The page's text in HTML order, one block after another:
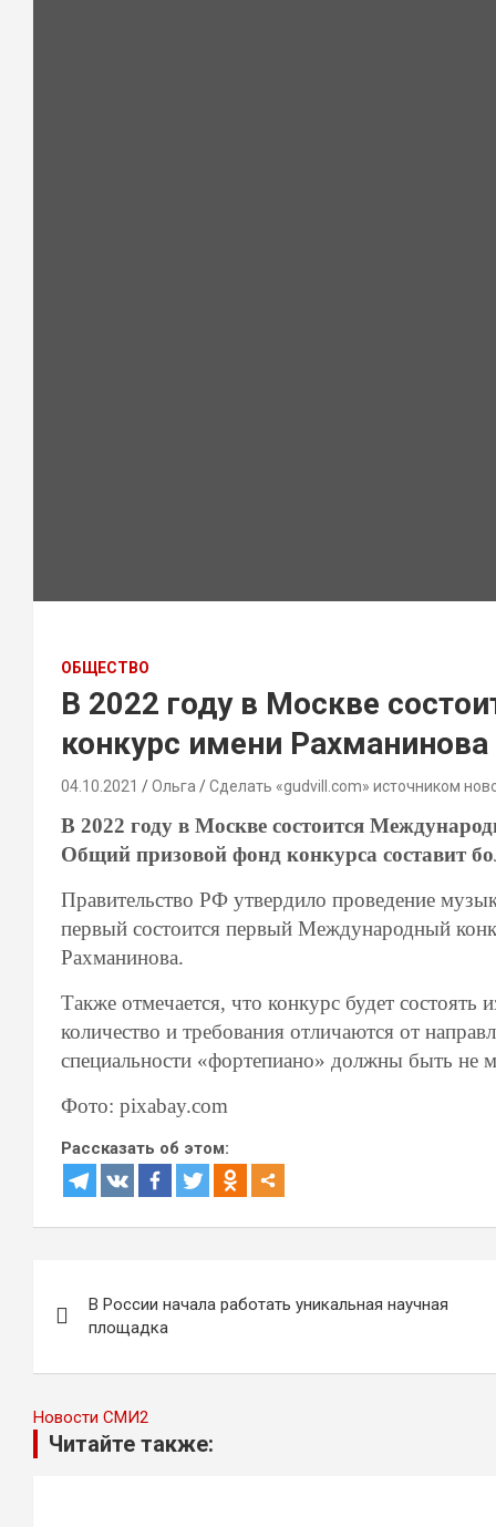
ОБЩЕСТВО
В 2022 году в Москве
конкурс имени Рахманинова
04.10.2021 Ольга Сделать «gudvill.com» источником
В 2022 году в Москве состоится
Общий призовой фонд конкурса составит
Правительство РФ утвердило проведение
первый состоится первый Международный
Рахманинова.
Также отмечается, что конкурс будет
количество и требования отличаются от
специальности «фортепиано» должны быть не
Фото: pixabay.com
Рассказать об этом:
по
записям
В России начала работать уникальная научная
площадка
Новости СМИ2
Читайте также: